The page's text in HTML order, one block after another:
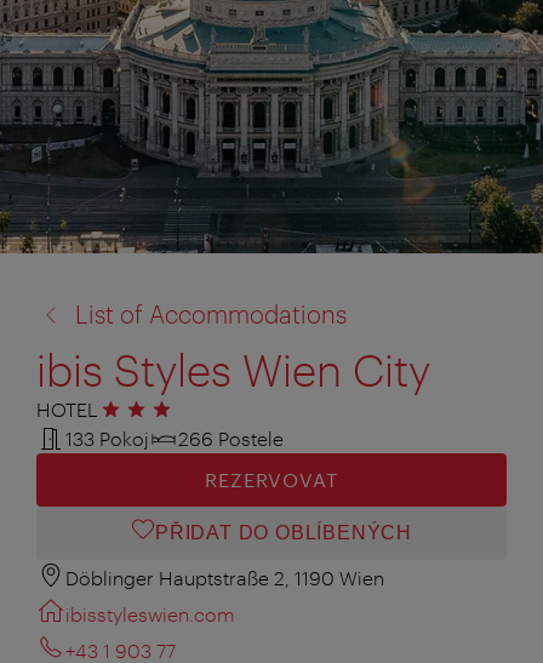
na:
List of Accommodations
ibis Styles Wien City
HOTEL 3 hvězdičky
133 Pokoj
266 Postele
REZERVOVAT
PŘIDAT DO OBLÍBENÝCH
Döblinger Hauptstraße 2, 1190 Wien
ibisstyleswien.com
+43 1 903 77